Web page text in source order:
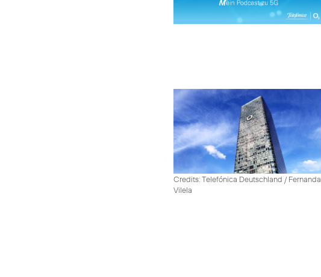
Credits: Telefónica Deutschland / Fernanda
Vilela